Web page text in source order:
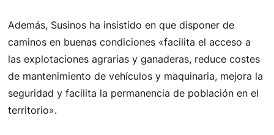
Además, Susinos ha insistido en que disponer de
caminos en buenas condiciones «facilita el acceso a
las explotaciones agrarias y ganaderas, reduce costes
de mantenimiento de vehículos y maquinaria, mejora la
seguridad y facilita la permanencia de población en el
territorio».